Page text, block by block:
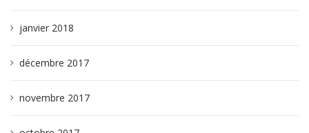
janvier 2018
décembre 2017
novembre 2017